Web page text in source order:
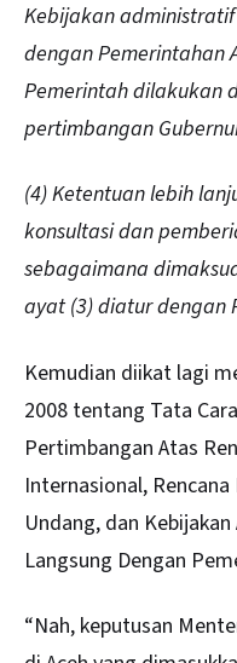
Kebijakan
dengan Pemerintahan
Pemerintah dilakukan
pertimbangan
(4) Ketentuan lebih
konsultasi dan
sebagaimana
ayat (3) diatur dengan
Kemudian diikat lagi
2008 tentang Tata
Pertimbangan Atas
Internasional,
Undang, dan
Langsung Dengan
“Nah, keputusan